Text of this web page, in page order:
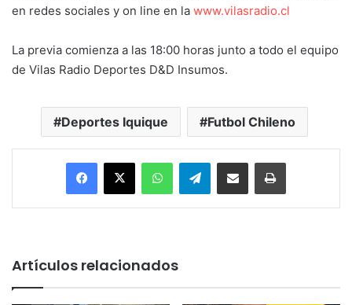
en redes sociales y on line en la www.vilasradio.cl
La previa comienza a las 18:00 horas junto a todo el equipo
de Vilas Radio Deportes D&D Insumos.
Deportes Iquique Futbol Chileno
Facebook
X WhatsAppTelegramEnviar vía email Imprimir
Artículos relacionados